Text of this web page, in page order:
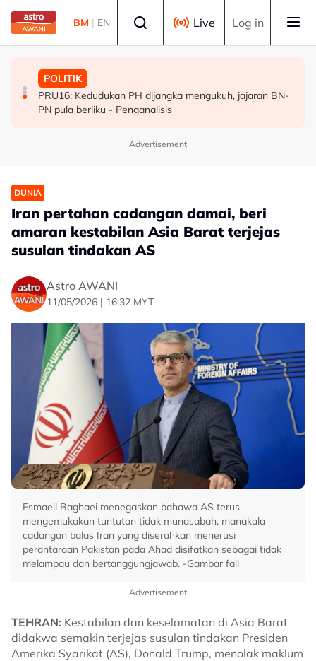
Skip to main content
BM | EN Live Log in
POLITIK
[TERKINI] 10 ADUN BN-PN dilantik Exco, terajui
pentadbiran Negeri Sembilan
MALAYSIA
MAG wajibkan saringan dadah 1,260 juruterbang
Malaysia Airlines
POLITIK
PRU16: Kedudukan PH dijangka mengukuh, jajaran BN-
PN pula berliku - Penganalisis
Advertisement
DUNIA
Iran pertahan cadangan damai, beri
amaran kestabilan Asia Barat terjejas
susulan tindakan AS
Astro AWANI
11/05/2026 | 16:32 MYT
Esmaeil Baghaei menegaskan bahawa AS terus
mengemukakan tuntutan tidak munasabah, manakala
cadangan balas Iran yang diserahkan menerusi
perantaraan Pakistan pada Ahad disifatkan sebagai tidak
melampau dan bertanggungjawab. -Gambar fail
Advertisement
TEHRAN: Kestabilan dan keselamatan di Asia Barat
didakwa semakin terjejas susulan tindakan Presiden
Amerika Syarikat (AS), Donald Trump, menolak maklum